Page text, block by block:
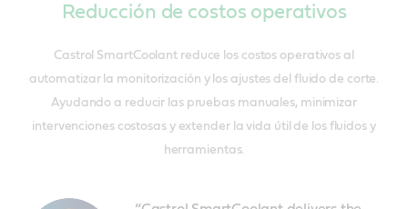
Reducción de costos operativos
Castrol SmartCoolant reduce los costos operativos al
automatizar la monitorización y los ajustes del fluido de corte.
Ayudando a reducir las pruebas manuales, minimizar
intervenciones costosas y extender la vida útil de los fluidos y
herramientas.